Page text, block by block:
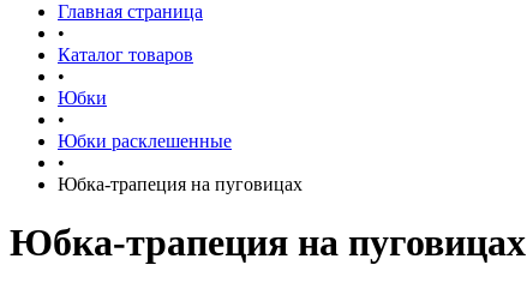
Главная страница
•
Каталог товаров
•
Юбки
•
Юбки расклешенные
•
Юбка-трапеция на пуговицах
Юбка-трапеция на пуговицах